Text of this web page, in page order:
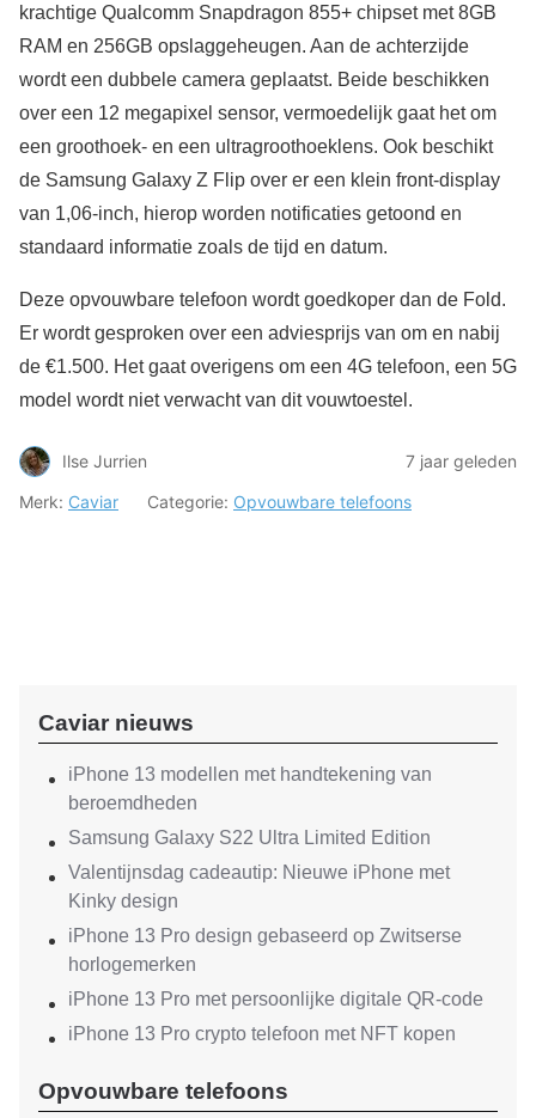
krachtige Qualcomm Snapdragon 855+ chipset met 8GB
RAM en 256GB opslaggeheugen. Aan de achterzijde
wordt een dubbele camera geplaatst. Beide beschikken
over een 12 megapixel sensor, vermoedelijk gaat het om
een groothoek- en een ultragroothoeklens. Ook beschikt
de Samsung Galaxy Z Flip over er een klein front-display
van 1,06-inch, hierop worden notificaties getoond en
standaard informatie zoals de tijd en datum.
Deze opvouwbare telefoon wordt goedkoper dan de Fold.
Er wordt gesproken over een adviesprijs van om en nabij
de €1.500. Het gaat overigens om een 4G telefoon, een 5G
model wordt niet verwacht van dit vouwtoestel.
Ilse Jurrien
7 jaar geleden
Merk: Caviar Categorie: Opvouwbare telefoons
Caviar nieuws
iPhone 13 modellen met handtekening van
beroemdheden
Samsung Galaxy S22 Ultra Limited Edition
Valentijnsdag cadeautip: Nieuwe iPhone met
Kinky design
iPhone 13 Pro design gebaseerd op Zwitserse
horlogemerken
iPhone 13 Pro met persoonlijke digitale QR-code
iPhone 13 Pro crypto telefoon met NFT kopen
Opvouwbare telefoons